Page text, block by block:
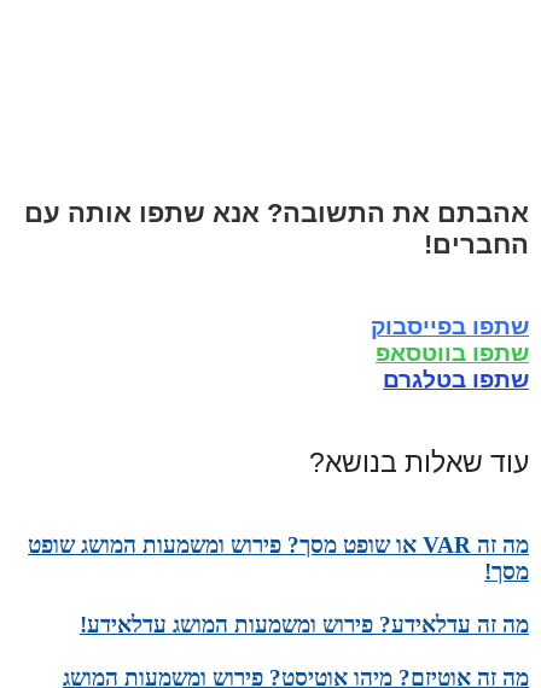
אהבתם את התשובה? אנא שתפו אותה עם
החברים!
שתפו בפייסבוק
שתפו בווטסאפ
שתפו בטלגרם
עוד שאלות בנושא?
מה זה VAR או שופט מסך? פירוש ומשמעות המושג שופט
מסך!
מה זה עדלאידע? פירוש ומשמעות המושג עדלאידע!
מה זה אוטיזם? מיהו אוטיסט? פירוש ומשמעות המושג